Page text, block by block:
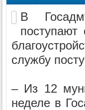
В
службу
– Из 12
неделе в